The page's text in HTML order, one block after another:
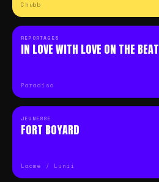
Chubb
REPORTAGES
IN LOVE WITH LOVE ON THE BEAT
Paradiso
JEUNESSE
FORT BOYARD
Lacme / Lunii